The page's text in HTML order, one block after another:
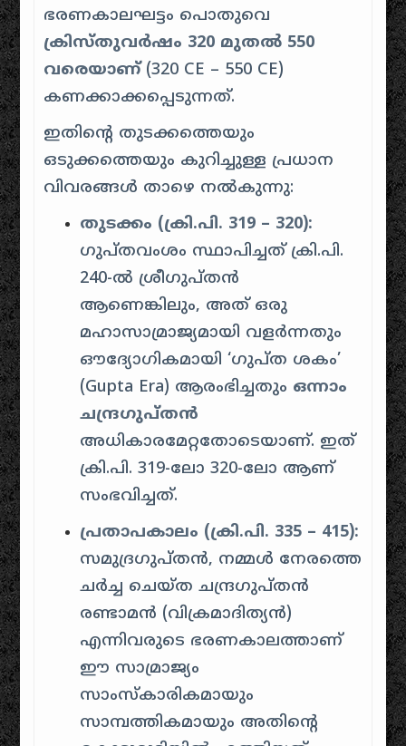
ഭരണകാലഘട്ടം പൊതുവെ
ക്രിസ്തുവർഷം 320 മുതൽ 550
വരെയാണ്(320 CE – 550 CE)
കണക്കാക്കപ്പെടുന്നത്.
ഇതിന്റെ തുടക്കത്തെയും
ഒടുക്കത്തെയും കുറിച്ചുള്ള പ്രധാന
വിവരങ്ങൾ താഴെ നൽകുന്നു:
തുടക്കം (ക്രി.പി. 319 – 320):
ഗുപ്തവംശം സ്ഥാപിച്ചത് ക്രി.പി.
240-ൽ ശ്രീഗുപ്തൻ
ആണെങ്കിലും, അത് ഒരു
മഹാസാമ്രാജ്യമായി വളർന്നതും
ഔദ്യോഗികമായി ‘ഗുപ്ത ശകം’
(Gupta Era) ആരംഭിച്ചതും ഒന്നാം
ചന്ദ്രഗുപ്തൻ
അധികാരമേറ്റതോടെയാണ്. ഇത്
ക്രി.പി. 319-ലോ 320-ലോ ആണ്
സംഭവിച്ചത്.
പ്രതാപകാലം (ക്രി.പി. 335 – 415):
സമുദ്രഗുപ്തൻ, നമ്മൾ നേരത്തെ
ചർച്ച ചെയ്ത ചന്ദ്രഗുപ്തൻ
രണ്ടാമൻ (വിക്രമാദിത്യൻ)
എന്നിവരുടെ ഭരണകാലത്താണ്
ഈ സാമ്രാജ്യം
സാംസ്കാരികമായും
സാമ്പത്തികമായും അതിന്റെ